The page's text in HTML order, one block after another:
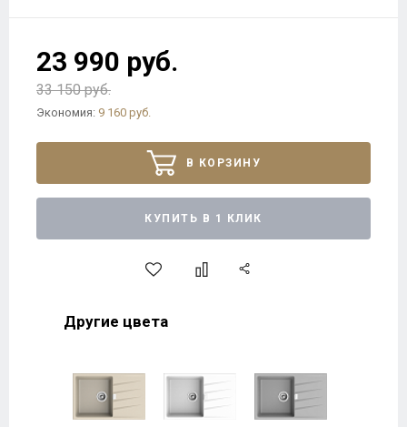
23 990 руб.
33 150 руб.
Экономия: 9 160 руб.
В КОРЗИНУ
КУПИТЬ В 1 КЛИК
Другие цвета